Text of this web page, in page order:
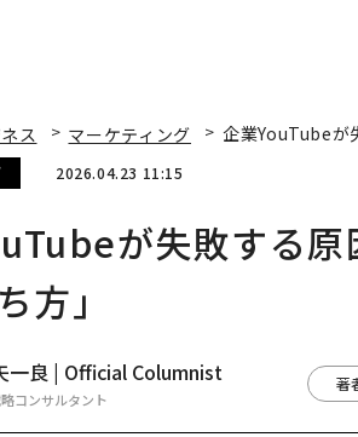
ス マーケティング 企業YouTubeが
2026.04.23 11:15
が失敗する
方」
一良 | Official Columnist
コンサルタント
著